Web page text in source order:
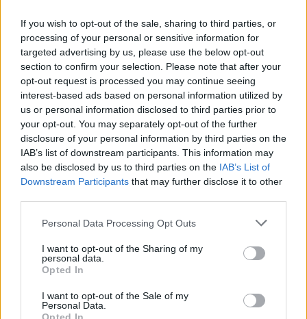
If you wish to opt-out of the sale, sharing to third parties, or
processing of your personal or sensitive information for
targeted advertising by us, please use the below opt-out
section to confirm your selection. Please note that after your
opt-out request is processed you may continue seeing
interest-based ads based on personal information utilized by
us or personal information disclosed to third parties prior to
your opt-out. You may separately opt-out of the further
disclosure of your personal information by third parties on the
IAB’s list of downstream participants. This information may
also be disclosed by us to third parties on the IAB’s List of
Downstream Participants that may further disclose it to other
Please note that this website/app uses one or more Google
not limited to your visit or usage behaviour. You may click to
grant or deny consent to Google and its third-party tags to
use your data for below specified purposes in below Google
consent section.
Personal Data Processing Opt Outs
I want to opt-out of the Sharing of my
personal data.
Opted In
I want to opt-out of the Sale of my
Personal Data.
csatázott Hamiltonnal az első
helyért
Kimi Antonellinek a kiesésétől függetlenül is van hiányérzete